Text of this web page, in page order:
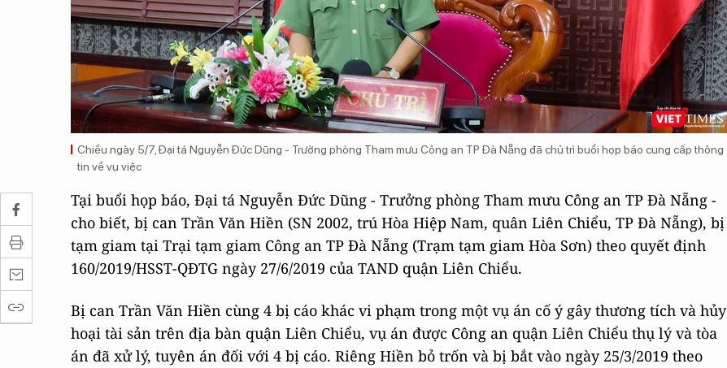
Chiều ngày 5/7, Đại tá Nguyễn Đức Dũng - Trưởng phòng Tham mưu Công an TP Đà Nẵng đã chủ trì buổi họp báo cung cấp thông
tin về vụ việc
Tại buổi họp báo, Đại tá Nguyễn Đức Dũng - Trưởng phòng Tham mưu Công an TP Đà Nẵng -
cho biết, bị can Trần Văn Hiền (SN 2002, trú Hòa Hiệp Nam, quân Liên Chiểu, TP Đà Nẵng), bị
tạm giam tại Trại tạm giam Công an TP Đà Nẵng (Trạm tạm giam Hòa Sơn) theo quyết định
160/2019/HSST-QĐTG ngày 27/6/2019 của TAND quận Liên Chiểu.
Bị can Trần Văn Hiền cùng 4 bị cáo khác vi phạm trong một vụ án cố ý gây thương tích và hủy
hoại tài sản trên địa bàn quận Liên Chiểu, vụ án được Công an quận Liên Chiểu thụ lý và tòa
án đã xử lý, tuyên án đối với 4 bị cáo. Riêng Hiền bỏ trốn và bị bắt vào ngày 25/3/2019 theo